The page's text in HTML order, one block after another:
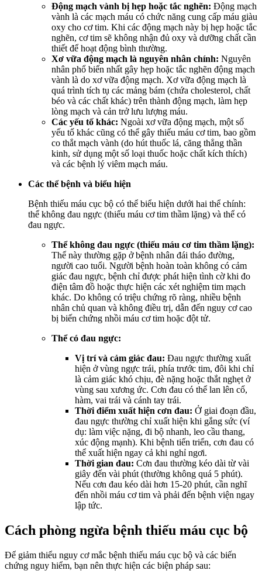
Động mạch vành bị hẹp hoặc tắc nghẽn: Động mạch
vành là các mạch máu có chức năng cung cấp máu giàu
oxy cho cơ tim. Khi các động mạch này bị hẹp hoặc tắc
nghẽn, cơ tim sẽ không nhận đủ oxy và dưỡng chất cần
thiết để hoạt động bình thường.
Xơ vữa động mạch là nguyên nhân chính: Nguyên
nhân phổ biến nhất gây hẹp hoặc tắc nghẽn động mạch
vành là do xơ vữa động mạch. Xơ vữa động mạch là
quá trình tích tụ các mảng bám (chứa cholesterol, chất
béo và các chất khác) trên thành động mạch, làm hẹp
lòng mạch và cản trở lưu lượng máu.
Các yếu tố khác: Ngoài xơ vữa động mạch, một số
yếu tố khác cũng có thể gây thiếu máu cơ tim, bao gồm
co thắt mạch vành (do hút thuốc lá, căng thẳng thần
kinh, sử dụng một số loại thuốc hoặc chất kích thích)
và các bệnh lý viêm mạch máu.
Các thể bệnh và biểu hiện
Bệnh thiếu máu cục bộ có thể biểu hiện dưới hai thể chính:
thể không đau ngực (thiếu máu cơ tim thầm lặng) và thể có
đau ngực.
Thể không đau ngực (thiếu máu cơ tim thầm lặng):
Thể này thường gặp ở bệnh nhân đái tháo đường,
người cao tuổi. Người bệnh hoàn toàn không có cảm
giác đau ngực, bệnh chỉ được phát hiện tình cờ khi đo
điện tâm đồ hoặc thực hiện các xét nghiệm tim mạch
khác. Do không có triệu chứng rõ ràng, nhiều bệnh
nhân chủ quan và không điều trị, dẫn đến nguy cơ cao
bị biến chứng nhồi máu cơ tim hoặc đột tử.
Thể có đau ngực:
Vị trí và cảm giác đau: Đau ngực thường xuất
hiện ở vùng ngực trái, phía trước tim, đôi khi chỉ
là cảm giác khó chịu, đè nặng hoặc thắt nghẹt ở
vùng sau xương ức. Cơn đau có thể lan lên cổ,
hàm, vai trái và cánh tay trái.
Thời điểm xuất hiện cơn đau: Ở giai đoạn đầu,
đau ngực thường chỉ xuất hiện khi gắng sức (ví
dụ: làm việc nặng, đi bộ nhanh, leo cầu thang,
xúc động mạnh). Khi bệnh tiến triển, cơn đau có
thể xuất hiện ngay cả khi nghỉ ngơi.
Thời gian đau: Cơn đau thường kéo dài từ vài
giây đến vài phút (thường không quá 5 phút).
Nếu cơn đau kéo dài hơn 15-20 phút, cần nghĩ
đến nhồi máu cơ tim và phải đến bệnh viện ngay
lập tức.
Cách phòng ngừa bệnh thiếu máu cục bộ
Để giảm thiểu nguy cơ mắc bệnh thiếu máu cục bộ và các biến
chứng nguy hiểm, bạn nên thực hiện các biện pháp sau: